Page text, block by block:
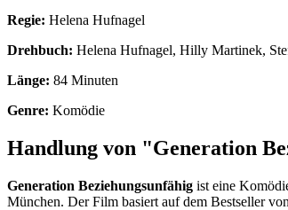
Regie: Helena Hufnagel
Drehbuch: Helena Hufnagel, Hilly Martinek,
Länge: 84 Minuten
Genre: Komödie
Handlung von "Generation
Generation Beziehungsunfähig ist eine
München. Der Film basiert auf dem Bestseller